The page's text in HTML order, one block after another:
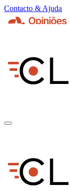
Contacto & Ajuda